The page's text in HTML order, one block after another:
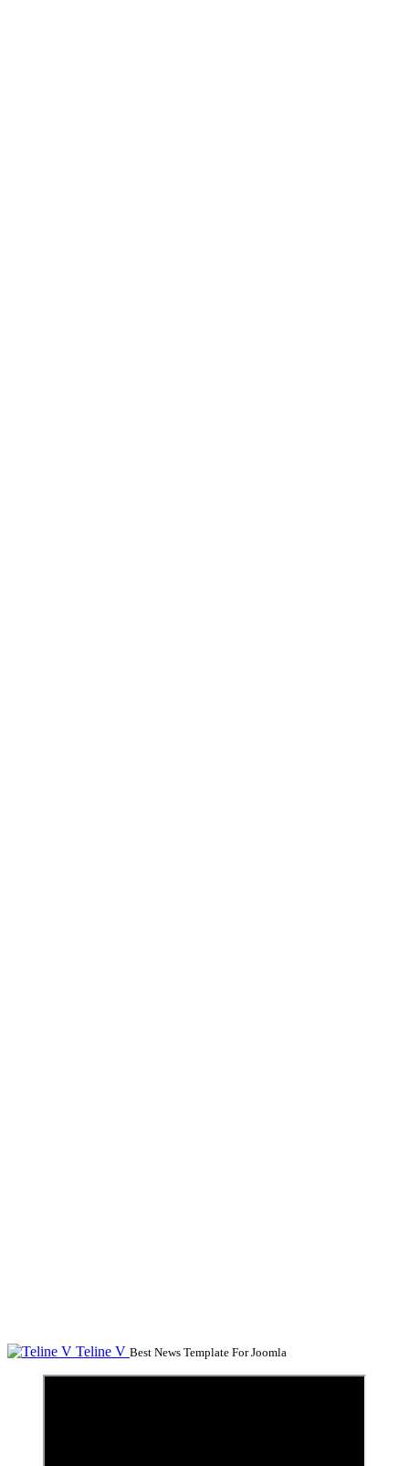
Teline V Best News Template For Joomla